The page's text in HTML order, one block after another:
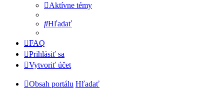
Aktívne témy
Hľadať
FAQ
Prihlásiť sa
Vytvoriť účet
Obsah portálu Hľadať